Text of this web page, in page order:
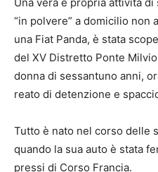
“in polvere” a domicilio non
una Fiat Panda, è stata
del XV Distretto Ponte
donna di sessantuno anni,
reato di detenzione e
Tutto è nato nel corso delle
quando la sua auto è stata
pressi di Corso Francia.